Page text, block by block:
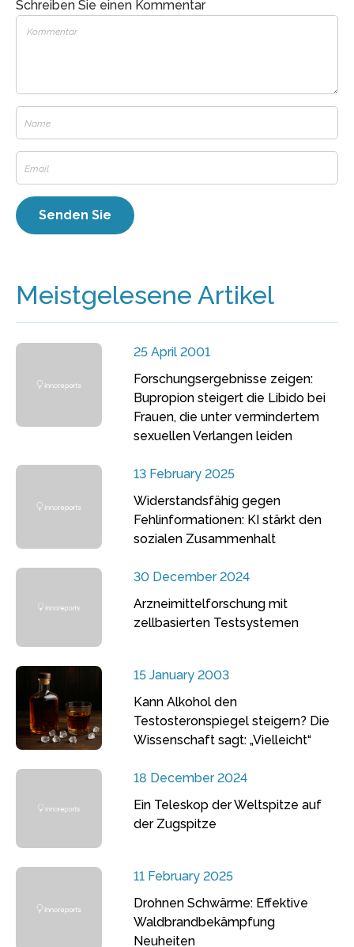
Schreiben Sie einen Kommentar
Meistgelesene Artikel
25 April 2001
Forschungsergebnisse zeigen:
Bupropion steigert die Libido bei
Frauen, die unter vermindertem
sexuellen Verlangen leiden
13 February 2025
Widerstandsfähig gegen
Fehlinformationen: KI stärkt den
sozialen Zusammenhalt
30 December 2024
Arzneimittelforschung mit
zellbasierten Testsystemen
15 January 2003
Kann Alkohol den
Testosteronspiegel steigern? Die
Wissenschaft sagt: „Vielleicht“
18 December 2024
Ein Teleskop der Weltspitze auf
der Zugspitze
11 February 2025
Drohnen Schwärme: Effektive
Waldbrandbekämpfung
Neuheiten